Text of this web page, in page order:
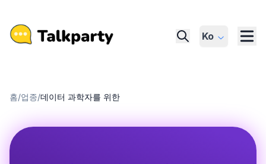
Ko
홈/업종/데이터 과학자를 위한